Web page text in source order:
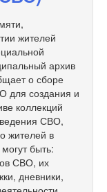
жителей
архив
о сборе
для создания и
коллекций
СВО,
жителей в
быть:
СВО, их
дневники,